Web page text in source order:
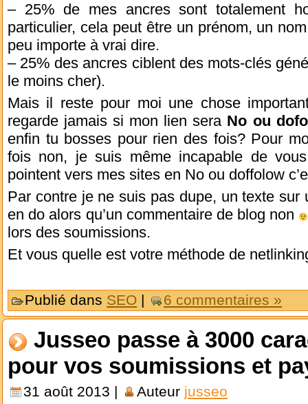
– 25% de mes ancres sont totalement
particulier, cela peut être un prénom, un
peu importe à vrai dire.
– 25% des ancres ciblent des mots-clés
le moins cher).
Mais il reste pour moi une chose
regarde jamais si mon lien sera No ou
enfin tu bosses pour rien des fois? Pour
fois non, je suis même incapable de
pointent vers mes sites en No ou doffolow
Par contre je ne suis pas dupe, un texte sur
en do alors qu’un commentaire de blog non
lors des soumissions.
Et vous quelle est votre méthode de
Publié dans SEO | 6 commentaires »
Jusseo passe à 3000
pour vos soumissions et
31 août 2013 | Auteur jusseo